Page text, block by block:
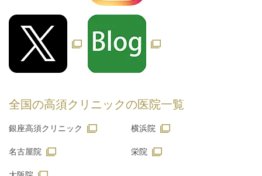
全国の高須クリニックの医院一覧
銀座高須クリニック 横浜院
名古屋院 栄院